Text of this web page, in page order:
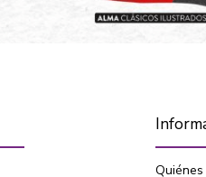
Quiénes